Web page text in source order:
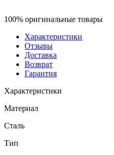
100% оригинальные товары
Характеристики
Отзывы
Доставка
Возврат
Гарантия
Характеристики
Материал
Сталь
Тип